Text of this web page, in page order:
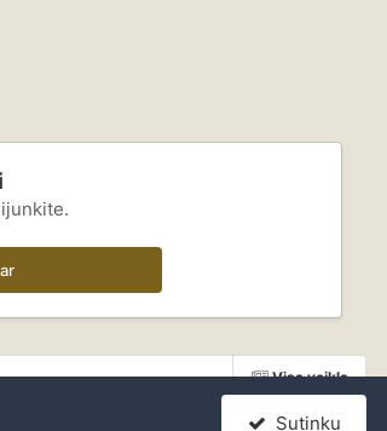
Visa veikla
Sutinku